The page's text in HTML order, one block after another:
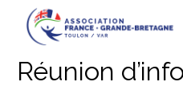
Réunion